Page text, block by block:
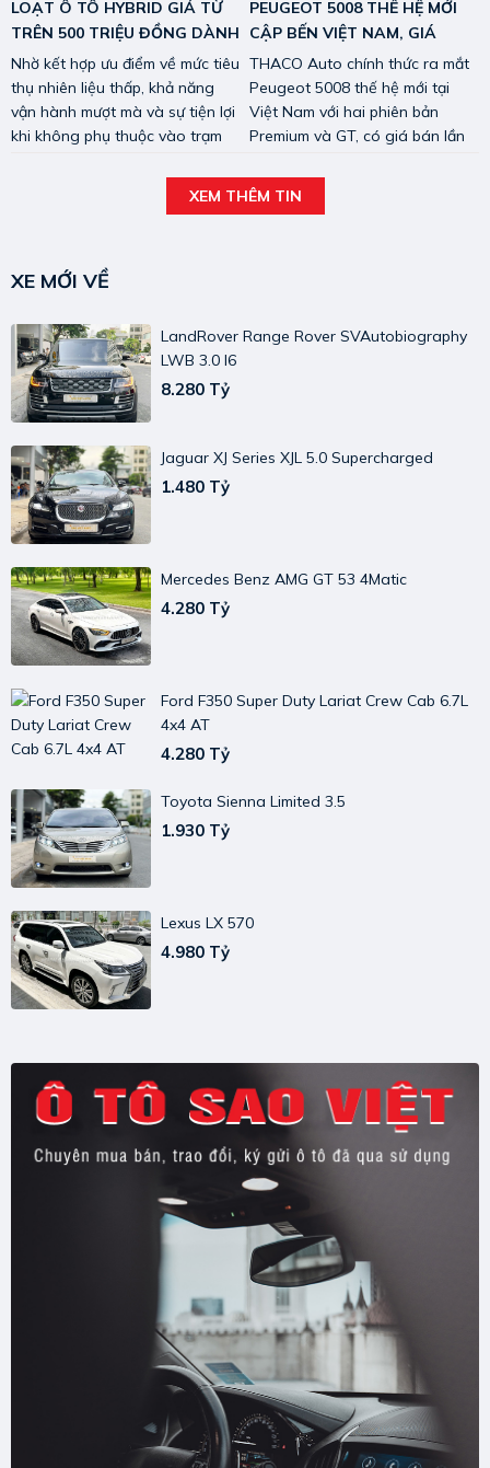
LOẠT Ô TÔ HYBRID GIÁ TỪ
TRÊN 500 TRIỆU ĐỒNG DÀNH
CHO KHÁCH HÀNG VIỆT.
Nhờ kết hợp ưu điểm về mức tiêu
thụ nhiên liệu thấp, khả năng
vận hành mượt mà và sự tiện lợi
khi không phụ thuộc vào trạm
thành lựa chọn được nhiều
khách hàng Việt cân nhắc.
PEUGEOT 5008 THẾ HỆ MỚI
CẬP BẾN VIỆT NAM, GIÁ
KHỞI ĐIỂM 1,379 TỶ ĐỒNG.
THACO Auto chính thức ra mắt
Peugeot 5008 thế hệ mới tại
Việt Nam với hai phiên bản
Premium và GT, có giá bán lần
đồng.
XEM THÊM TIN
XE MỚI VỀ
LandRover Range Rover SVAutobiography
LWB 3.0 I6
8.280 Tỷ
Jaguar XJ Series XJL 5.0 Supercharged
1.480 Tỷ
Mercedes Benz AMG GT 53 4Matic
4.280 Tỷ
Ford F350 Super Duty Lariat Crew Cab 6.7L
4x4 AT
4.280 Tỷ
Toyota Sienna Limited 3.5
1.930 Tỷ
Lexus LX 570
4.980 Tỷ